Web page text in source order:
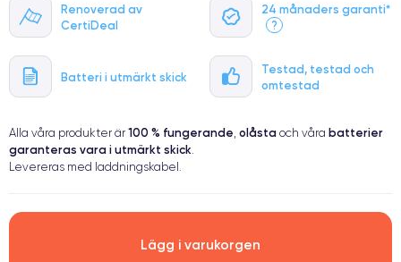
Renoverad av
CertiDeal
24 månaders garanti*
?
Batteri i utmärkt skick
Testad, testad och
omtestad
Alla våra produkter är 100 % fungerande, olåsta och våra batterier
garanteras vara i utmärkt skick.
Levereras med laddningskabel.
Lägg i varukorgen